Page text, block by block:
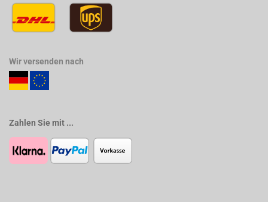
Wir versenden nach
Zahlen Sie mit ...